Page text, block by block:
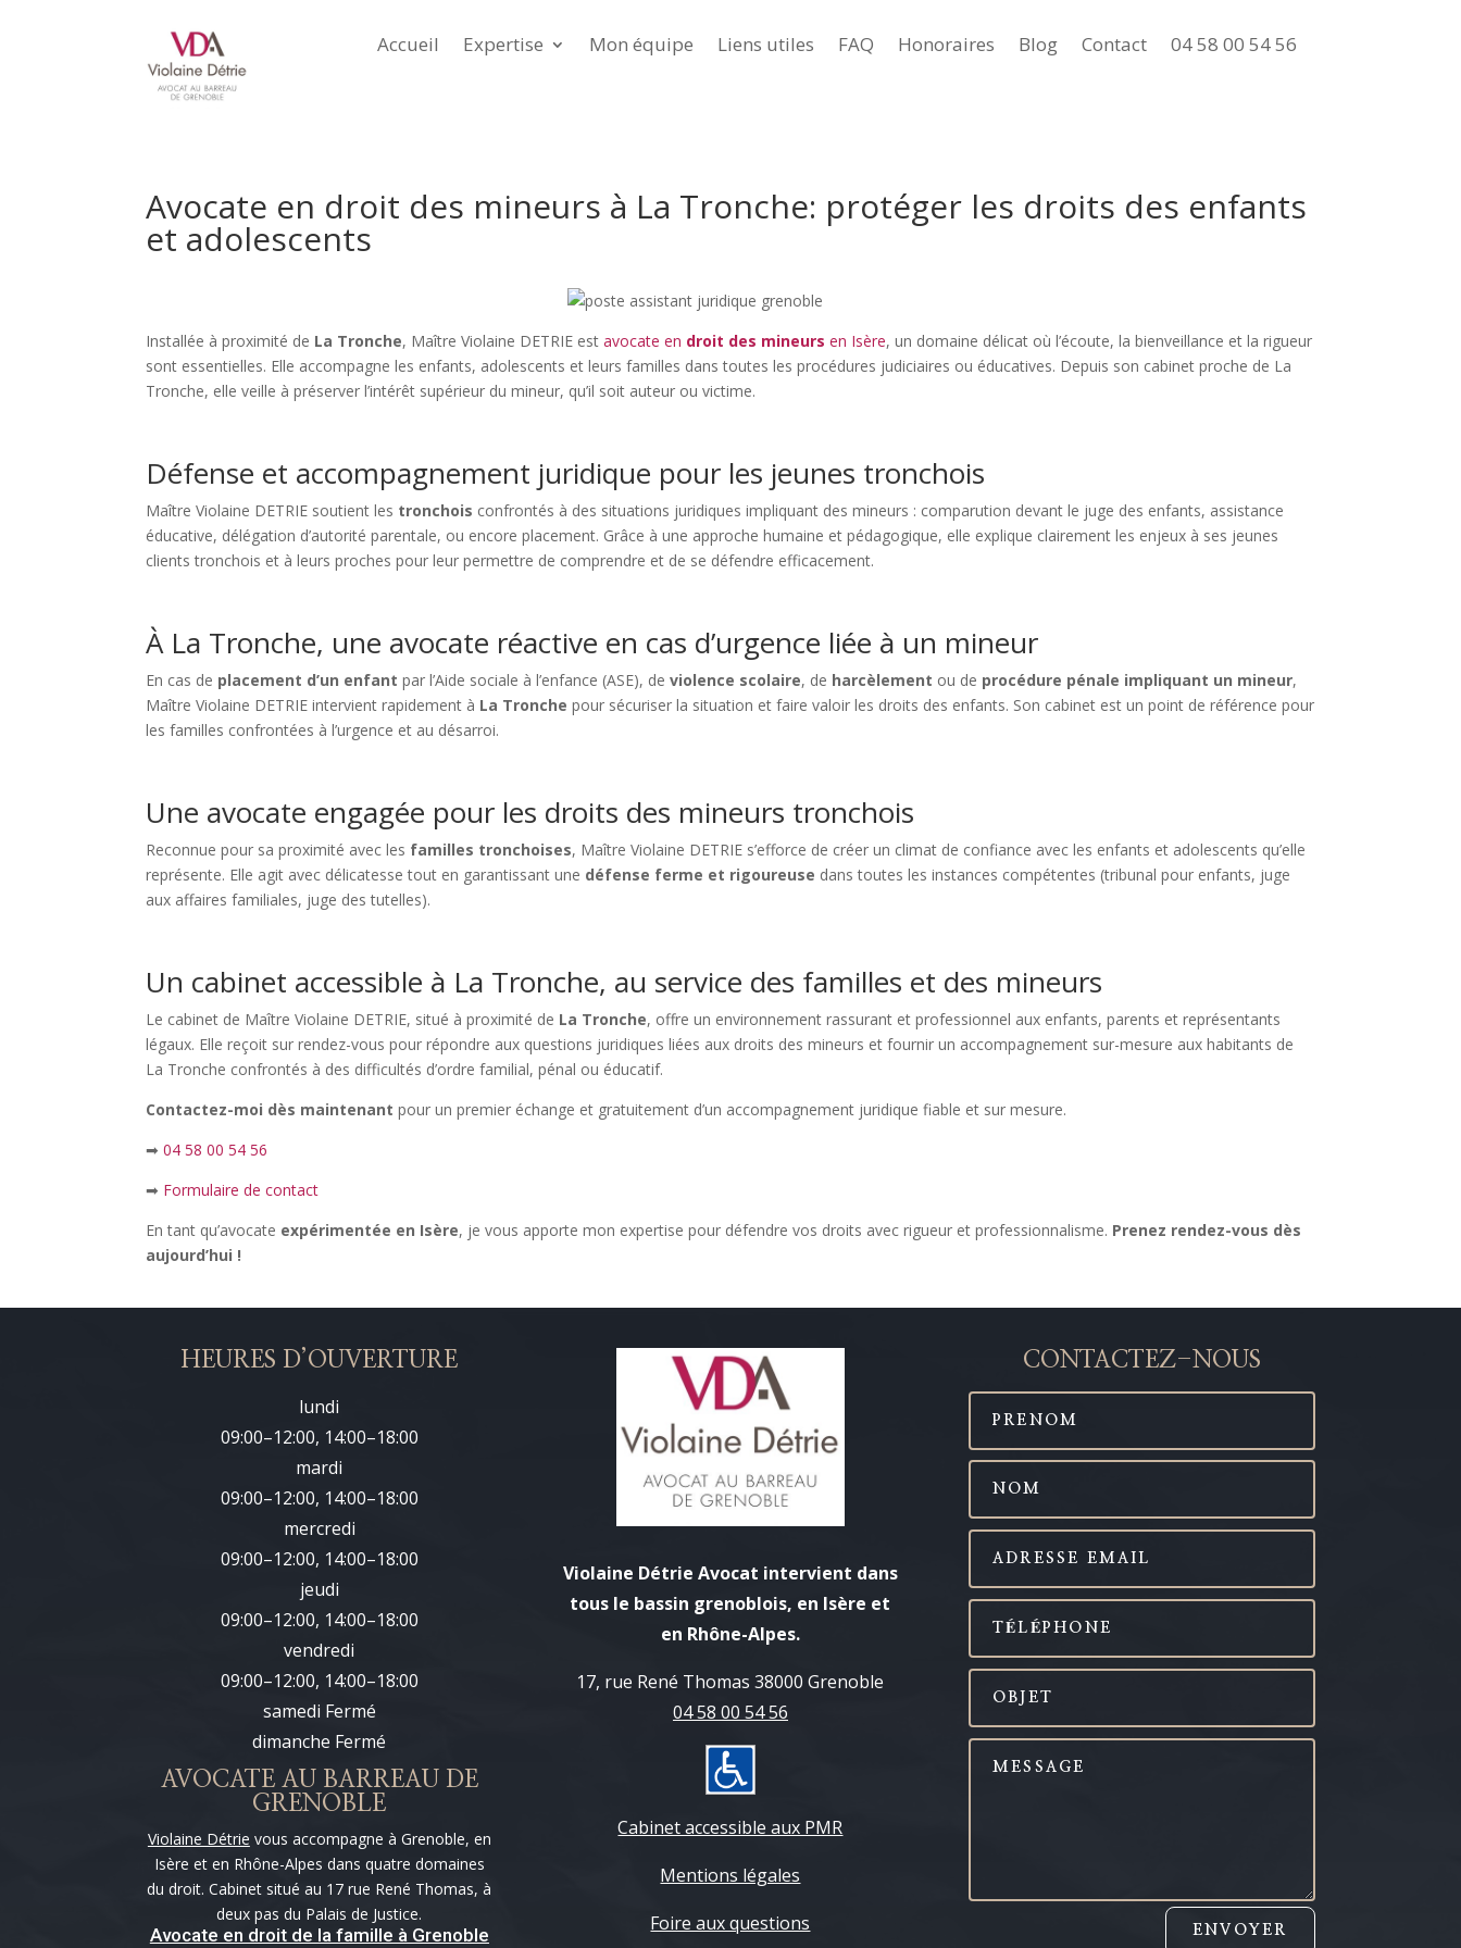
Accueil Expertise Mon équipe Liens utiles FAQ Honoraires Blog Contact 04 58 00 54 56
Avocate en droit des mineurs à La Tronche: protéger les droits des enfants
et adolescents
Installée à proximité de La Tronche, Maître Violaine DETRIE estavocate en droit des mineurs en Isère, un domaine délicat où l’écoute, la bienveillance et la rigueur
sont essentielles. Elle accompagne les enfants, adolescents et leurs familles dans toutes les procédures judiciaires ou éducatives. Depuis son cabinet proche de La
Tronche, elle veille à préserver l’intérêt supérieur du mineur, qu’il soit auteur ou victime.
Défense et accompagnement juridique pour les jeunes tronchois
Maître Violaine DETRIE soutient les tronchois confrontés à des situations juridiques impliquant des mineurs : comparution devant le juge des enfants, assistance
éducative, délégation d’autorité parentale, ou encore placement. Grâce à une approche humaine et pédagogique, elle explique clairement les enjeux à ses jeunes
clients tronchois et à leurs proches pour leur permettre de comprendre et de se défendre efficacement.
À La Tronche, une avocate réactive en cas d’urgence liée à un mineur
En cas de placement d’un enfant par l’Aide sociale à l’enfance (ASE), deviolence scolaire, de harcèlement ou de procédure pénale impliquant un mineur,
Maître Violaine DETRIE intervient rapidement à La Tronchepour sécuriser la situation et faire valoir les droits des enfants. Son cabinet est un point de référence pour
les familles confrontées à l’urgence et au désarroi.
Une avocate engagée pour les droits des mineurs tronchois
Reconnue pour sa proximité avec les familles tronchoises, Maître Violaine DETRIE s’efforce de créer un climat de confiance avec les enfants et adolescents qu’elle
représente. Elle agit avec délicatesse tout en garantissant une défense ferme et rigoureuse dans toutes les instances compétentes (tribunal pour enfants, juge
aux affaires familiales, juge des tutelles).
Un cabinet accessible à La Tronche, au service des familles et des mineurs
Le cabinet de Maître Violaine DETRIE, situé à proximité de La Tronche, offre un environnement rassurant et professionnel aux enfants, parents et représentants
légaux. Elle reçoit sur rendez-vous pour répondre aux questions juridiques liées aux droits des mineurs et fournir un accompagnement sur-mesure aux habitants de
La Tronche confrontés à des difficultés d’ordre familial, pénal ou éducatif.
Contactez-moi dès maintenant pour un premier échange et gratuitement d’un accompagnement juridique fiable et sur mesure.
➡04 58 00 54 56
➡ Formulaire de contact
En tant qu’avocate expérimentée en Isère, je vous apporte mon expertise pour défendre vos droits avec rigueur et professionnalisme. Prenez rendez-vous dès
aujourd’hui !
HEURES D’OUVERTURE
lundi
09:00–12:00, 14:00–18:00
mardi
09:00–12:00, 14:00–18:00
mercredi
09:00–12:00, 14:00–18:00
jeudi
09:00–12:00, 14:00–18:00
vendredi
09:00–12:00, 14:00–18:00
samedi Fermé
dimanche Fermé
AVOCATE AU BARREAU DE
GRENOBLE
Violaine Détrie vous accompagne à Grenoble, en
Isère et en Rhône-Alpes dans quatre domaines
du droit. Cabinet situé au 17 rue René Thomas, à
deux pas du Palais de Justice.
Avocate en droit de la famille à Grenoble
Violaine Détrie Avocat intervient dans
tous le bassin grenoblois, en Isère et
en Rhône-Alpes.
17, rue René Thomas 38000 Grenoble
04 58 00 54 56
Cabinet accessible aux PMR
Mentions légales
Foire aux questions
CONTACTEZ-NOUS
ENVOYER